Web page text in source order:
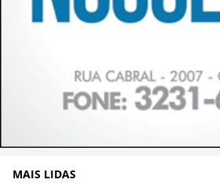
MAIS LIDAS